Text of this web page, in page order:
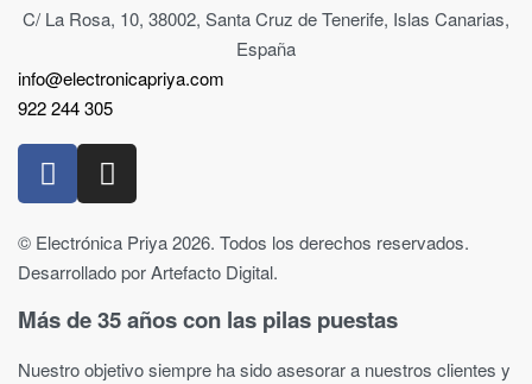
C/ La Rosa, 10, 38002, Santa Cruz de Tenerife, Islas Canarias,
España
info@electronicapriya.com
922 244 305
© Electrónica Priya 2026. Todos los derechos reservados.
Desarrollado por Artefacto Digital.
Más de 35 años con las pilas puestas
Nuestro objetivo siempre ha sido asesorar a nuestros clientes y